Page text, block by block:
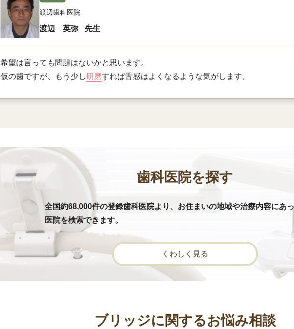
渡辺歯科医院
渡辺 英弥 先生
希望は言っても問題はないかと思います。
仮の歯ですが、もう少し研磨すれば舌感はよくなるような気がします。
歯科医院を探す
全国約68,000件の登録歯科医院より、お住まいの地域や治療内容にあ
医院を検索できます。
くわしく見る
ブリッジに関するお悩み相談